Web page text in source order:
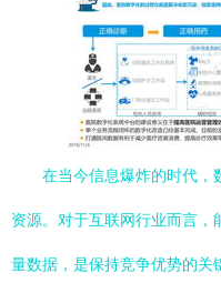
在当今信息爆炸的时代，
资源。对于互联网行业而言
量数据，是保持竞争优势的